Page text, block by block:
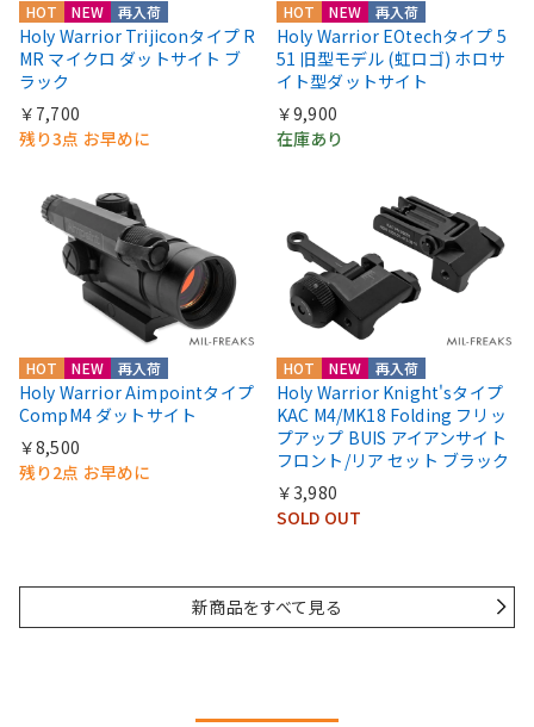
HOT NEW 再入荷
Holy Warrior Trijiconタイプ R
MR マイクロ ダットサイト ブ
ラック
￥7,700
残り3点 お早めに
HOT NEW 再入荷
Holy Warrior EOtechタイプ 5
51 旧型モデル (虹ロゴ) ホロサ
イト型ダットサイト
￥9,900
在庫あり
HOT NEW 再入荷
Holy Warrior Aimpointタイプ
CompM4 ダットサイト
￥8,500
残り2点 お早めに
HOT NEW 再入荷
Holy Warrior Knight'sタイプ
KAC M4/MK18 Folding フリッ
プアップ BUIS アイアンサイト
フロント/リア セット ブラック
￥3,980
SOLD OUT
新商品をすべて見る